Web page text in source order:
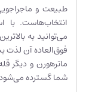
طبیعت و
انتخاب‌هاست. با
می‌توانید به
فوق‌العاده آن لذت
ماترهورن و دیگر
شما گسترده